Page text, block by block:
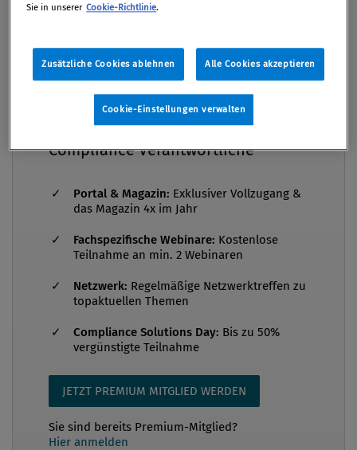
Unternehmen Österreichs, die PwC auf ihre
Nachhaltigkeitsleistung hin, im Zuge des ESG-
Performance-Rankings 2024, analysiert hat.
Besonderer Fokus galt dabei vor allem der
Zustand, sondern die messbare Verbesserung der
Bewertungskriterien (ua E - Qualität der Ziele bzgl
Unfallrate (Anzahl der Unfälle/Arbeit...
Compliance Praxis Premium
Mitgliedschaft -
die Grundausstattung für
Compliance Verantwortliche
Portal & Magazin: Exklusiver Vollzugang &
das Magazin 4x im Jahr
Fachspezifische Webinare: Kostenlose
Teilnahme an min. 2 Webinaren
Netzwerk: Regelmäßige Netzwerktreffen zu
topaktuellen Themen
Compliance Solutions Day: Bis zu 50%
vergünstigte Teilnahme
JETZT PREMIUM MITGLIED WERDEN
Sie sind bereits Premium-Mitglied?
Hier anmelden
Sie in unserer Cookie-Richtlinie.
Zusätzliche Cookies ablehnen Alle Cookies akzeptieren
Cookie-Einstellungen verwalten